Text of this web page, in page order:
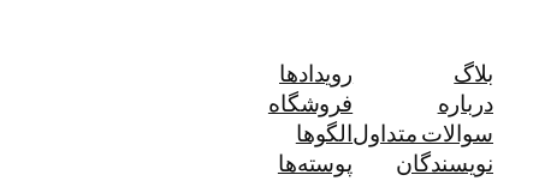
بلاگ
درباره
سوالات متداول
نویسندگان
رویدادها
فروشگاه
الگوها
پوسته‌ها